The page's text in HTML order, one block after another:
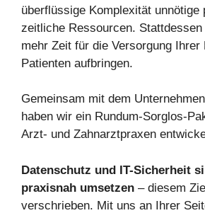
überflüssige Komplexität unnötige
zeitliche Ressourcen.
mehr Zeit für die Versorgung Ihrer
Patienten aufbringen.
Gemeinsam mit dem
haben wir ein Rundum-Sorglos-
Arzt- und Zahnarztpraxen
Datenschutz und IT-Sicherheit
praxisnah umsetzen – diesem
verschrieben. Mit uns an Ihrer